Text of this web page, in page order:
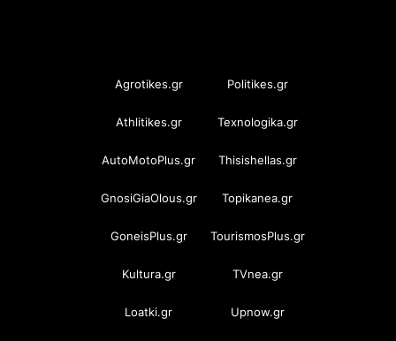
Agrotikes.gr Politikes.gr
Athlitikes.gr Texnologika.gr
AutoMotoPlus.gr Thisishellas.gr
GnosiGiaOlous.gr Topikanea.gr
GoneisPlus.gr TourismosPlus.gr
Kultura.gr TVnea.gr
Loatki.gr Upnow.gr